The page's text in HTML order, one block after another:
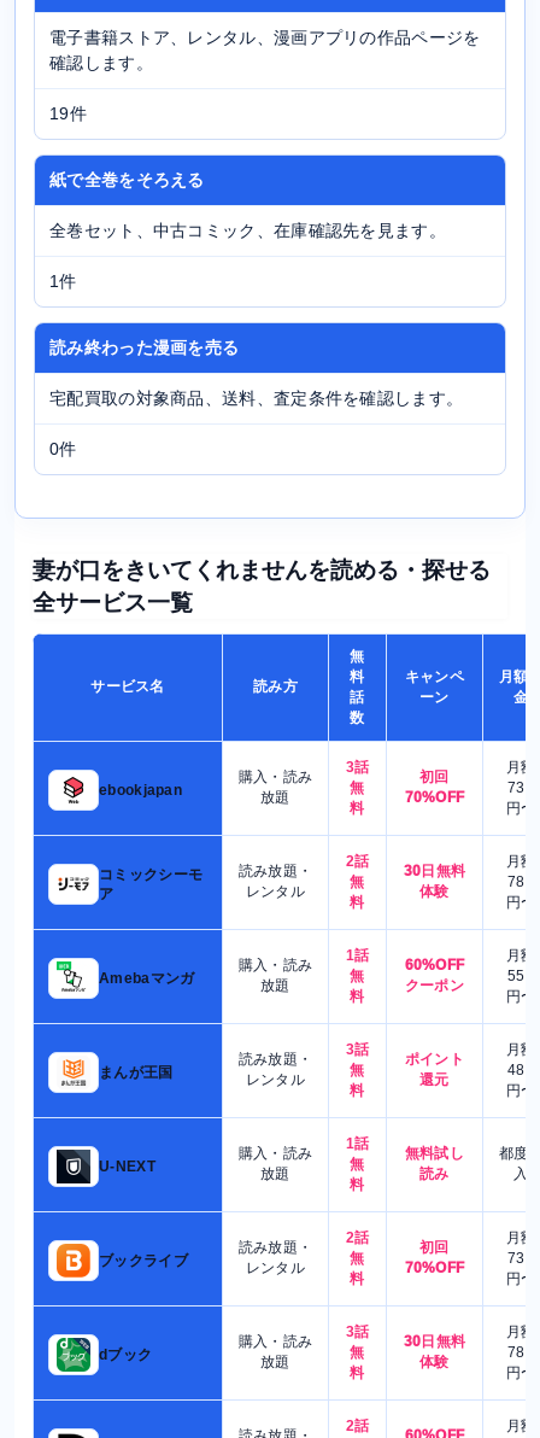
電子書籍ストア、レンタル、漫画アプリの作品ページを
確認します。
19件
紙で全巻をそろえる
全巻セット、中古コミック、在庫確認先を見ます。
1件
読み終わった漫画を売る
宅配買取の対象商品、送料、査定条件を確認します。
0件
妻が口をきいてくれませんを読める・探せる
全サービス一覧
サービス名 読み方
無
料
話
数
キャンペ
ーン
月額
金
ebookjapan
購入・読み
放題
3話
無
料
初回
70%OFF
月額
730
円〜
コミックシーモ
ア
読み放題・
レンタル
2話
無
料
30日無料
体験
月額
780
円〜
Amebaマンガ
購入・読み
放題
1話
無
料
60%OFF
クーポン
月額
550
円〜
まんが王国
読み放題・
レンタル
3話
無
料
ポイント
還元
月額
480
円〜
U-NEXT
購入・読み
放題
1話
無
料
無料試し
読み
都度
入
ブックライブ
読み放題・
レンタル
2話
無
料
初回
70%OFF
月額
730
円〜
dブック
購入・読み
放題
3話
無
料
30日無料
体験
月額
780
円〜
2話 月額